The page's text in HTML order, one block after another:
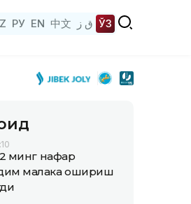
РУ EN 中文 ق ز ЎЗ
минг нафар
малака ошириш